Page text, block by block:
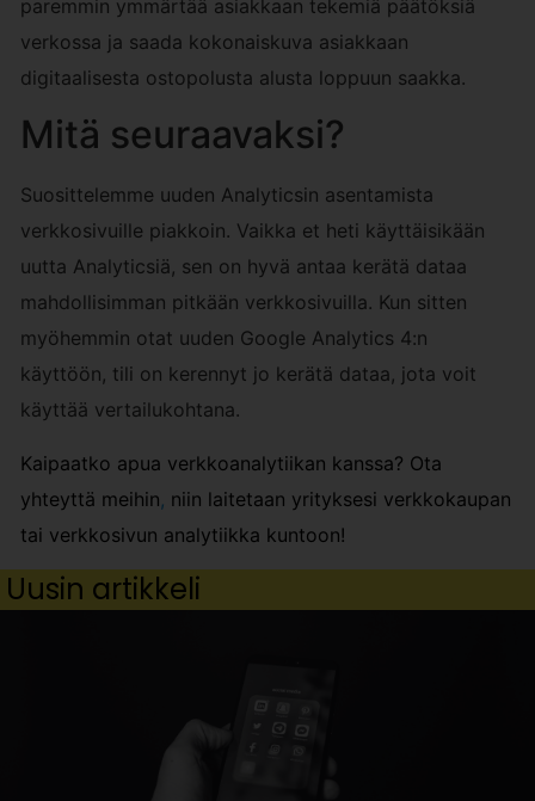
paremmin ymmärtää asiakkaan tekemiä päätöksiä
verkossa ja saada kokonaiskuva asiakkaan
digitaalisesta ostopolusta alusta loppuun saakka.
Mitä seuraavaksi?
Suosittelemme uuden Analyticsin asentamista
verkkosivuille piakkoin. Vaikka et heti käyttäisikään
uutta Analyticsiä, sen on hyvä antaa kerätä dataa
mahdollisimman pitkään verkkosivuilla. Kun sitten
myöhemmin otat uuden Google Analytics 4:n
käyttöön, tili on kerennyt jo kerätä dataa, jota voit
käyttää vertailukohtana.
Kaipaatko apua verkkoanalytiikan kanssa? Ota
yhteyttä meihin, niin laitetaan yrityksesi verkkokaupan
tai verkkosivun analytiikka kuntoon!
Uusin artikkeli